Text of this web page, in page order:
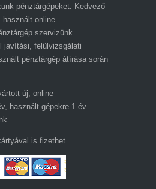
pénztárgépeket. Kedvező
használt online
szervizünk
javítási, felülvizsgálati
pénztárgép átírása során
új, online
használt gépekre 1 év
is fizethet.